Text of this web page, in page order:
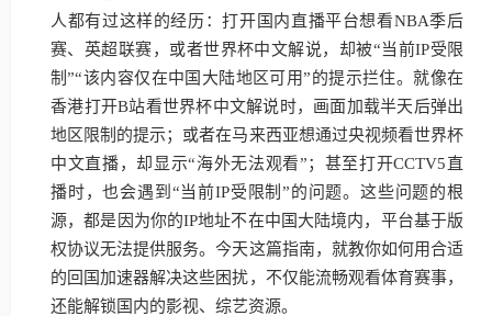
人都有过这样的经历：打开国内直播平台想看NBA季后
赛、英超联赛，或者世界杯中文解说，却被“当前IP受限
制”“该内容仅在中国大陆地区可用”的提示拦住。就像在
香港打开B站看世界杯中文解说时，画面加载半天后弹出
地区限制的提示；或者在马来西亚想通过央视频看世界杯
中文直播，却显示“海外无法观看”；甚至打开CCTV5直
播时，也会遇到“当前IP受限制”的问题。这些问题的根
源，都是因为你的IP地址不在中国大陆境内，平台基于版
权协议无法提供服务。今天这篇指南，就教你如何用合适
的回国加速器解决这些困扰，不仅能流畅观看体育赛事，
还能解锁国内的影视、综艺资源。